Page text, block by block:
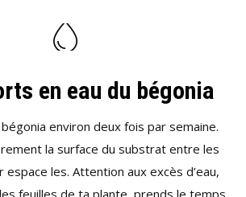
en eau du bégonia
environ deux fois par semaine.
la surface du substrat entre les
espace les. Attention aux excès d’eau,
feuilles de ta plante, prends le temps